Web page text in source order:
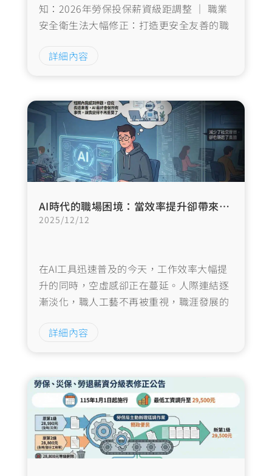
知：2026年勞保投保薪資級距調整 │ 職業
安全衛生法大幅修正：打造更安全友善的職
略消除隱形歧視 │健保資料管理邁入新紀
才的關鍵策略 │AI時代的職場困境：當效率
提升卻帶來前所未有的空虛感
詳細內容
AI時代的職場困境：當效率提升卻帶來前所未有的空虛感
2025/12/12
在AI工具迅速普及的今天，工作效率大幅提
升的同時，空虛感卻正在蔓延。人際連結逐
漸淡化，職人工藝不再被重視，職涯發展的
「大空虛時代」，而這個現象值得每一位職
詳細內容